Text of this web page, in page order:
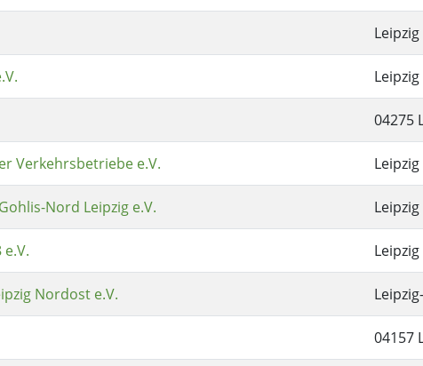
Leipzig
Leipzig
04275
Verkehrsbetriebe e.V. Leipzig
Nord Leipzig e.V. Leipzig
Leipzig
Nordost e.V.
04157